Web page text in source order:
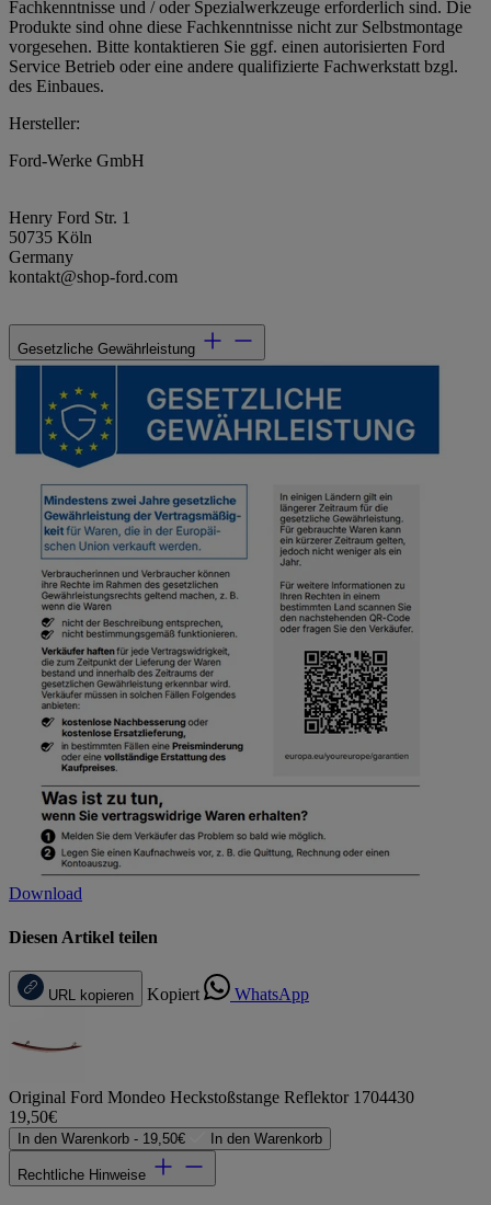
Fachkenntnisse und / oder Spezialwerkzeuge erforderlich sind. Die
Produkte sind ohne diese Fachkenntnisse nicht zur Selbstmontage
vorgesehen. Bitte kontaktieren Sie ggf. einen autorisierten Ford
Service Betrieb oder eine andere qualifizierte Fachwerkstatt bzgl.
des Einbaues.
Hersteller:
Ford-Werke GmbH
Henry Ford Str. 1
50735 Köln
Germany
kontakt@shop-ford.com
Gesetzliche Gewährleistung
Download
Diesen Artikel teilen
URL kopieren Kopiert WhatsApp
Original Ford Mondeo Heckstoßstange Reflektor 1704430
19,50€
In den Warenkorb - 19,50€ In den Warenkorb
Rechtliche Hinweise